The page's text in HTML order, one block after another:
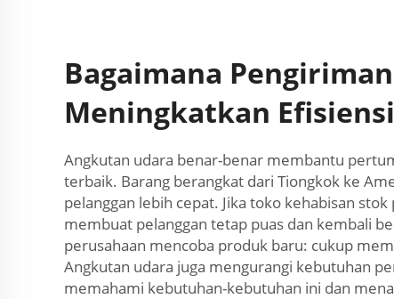
Bagaimana
Meningkatkan
Angkutan udara benar-benar membantu
terbaik. Barang berangkat dari Tiongkok ke
pelanggan lebih cepat. Jika toko kehabisan
membuat pelanggan tetap puas dan kembali
perusahaan mencoba produk baru: cukup
Angkutan udara juga mengurangi kebutuhan
memahami kebutuhan-kebutuhan ini dan